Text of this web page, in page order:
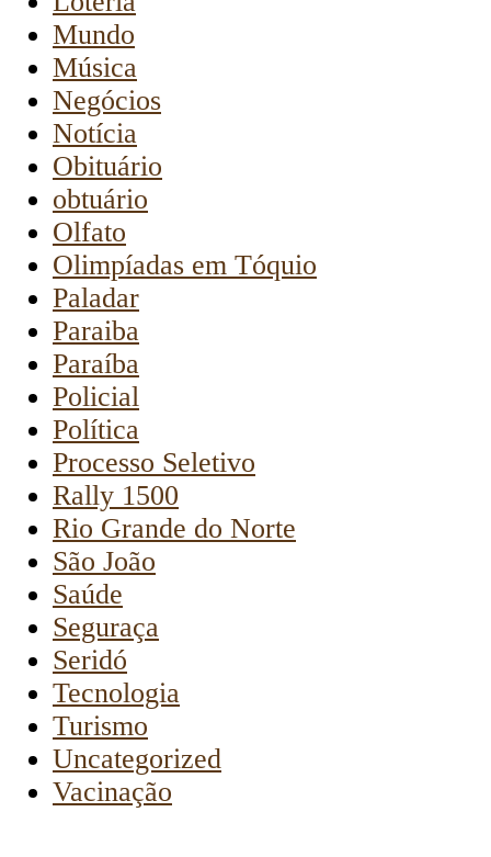
Mundo
Música
Negócios
Notícia
Obituário
obtuário
Olfato
Olimpíadas em Tóquio
Paladar
Paraiba
Paraíba
Policial
Política
Processo Seletivo
Rally 1500
Rio Grande do Norte
São João
Saúde
Seguraça
Seridó
Tecnologia
Turismo
Uncategorized
Vacinação